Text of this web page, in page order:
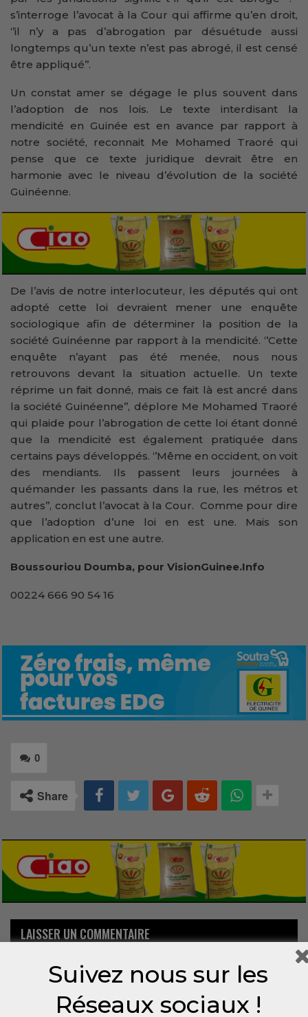
s’interroge l’avocat à la Cour qui affirme qu’en droit,
‘’il n’y a pas d’abrogation par désuétude aussi
longtemps qu’un texte n’est pas abrogé, il est censé
être appliqué’’.
Un constat amer se dégage le plus souvent dans
l’adoption de nos lois. Le texte interdisant la
mendicité en Guinée est en avance par rapport à
notre société, reconnait Me Mohamed Traoré qui
pense que ce texte juridique devrait être en
harmonie avec le niveau d’évolution de la société
Guinéenne.
De l’avis de notre interlocuteur, les députés qui ont
adopté cette loi devraient mener une enquête
sociologique afin de déterminer la position de la
société Guinéenne par rapport à la mendicité. ‘’Cette
enquête n’ayant pas été menée, nous nous
retrouvons devant la situation actuelle. Un texte
réprime un fait donné, mais ce fait là est ancré dans
la société Guinéenne’’, déplore Me Mohamed Traoré
qui plaide pour l’abrogation de cette loi étant donné
que la mendicité est également pratiquée dans
certains pays développés. ‘’Même en occident, on voit
des mendiants. Ils passent leurs journées à
quémander les passants dans la rue, les métros et
autres’’, conclut l’avocat à la Cour. Comme pour dire
que l’adoption d’une loi en est une. Mais son
application en est une autre.
Boussouriou Doumba, pour VisionGuinee.Info
00224 666 90 54 16
0
Share
LAISSER UN COMMENTAIRE
Votre adresse email ne sera pas publiée.
Suivez nous sur les
Réseaux sociaux !